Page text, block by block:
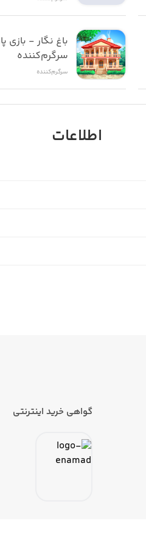
سرگرم‌کننده
سرگرم‌کننده
اطلاعات
گواهی خرید اینترنتی